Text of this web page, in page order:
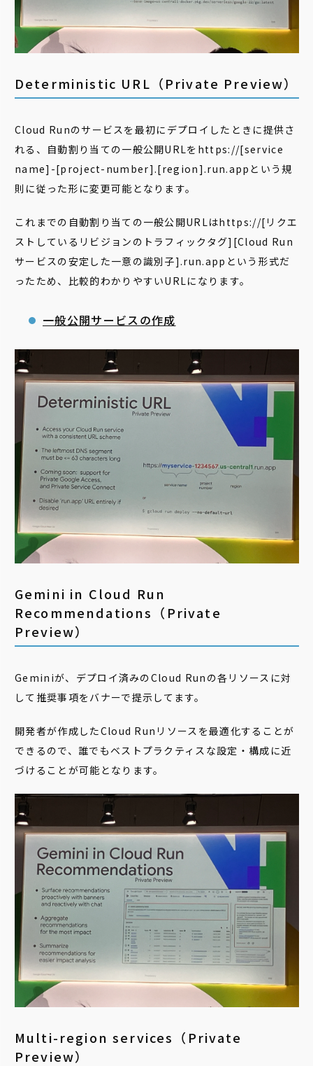
Deterministic URL（Private Preview）
Cloud Runのサービスを最初にデプロイしたときに提供さ
れる、自動割り当ての一般公開URLをhttps://[service
name]-[project-number].[region].run.appという規
則に従った形に変更可能となります。
これまでの自動割り当ての一般公開URLはhttps://[リクエ
ストしているリビジョンのトラフィックタグ][Cloud Run
サービスの安定した一意の識別子].run.appという形式だ
ったため、比較的わかりやすいURLになります。
一般公開サービスの作成
Gemini in Cloud Run
Recommendations（Private
Preview）
Geminiが、デプロイ済みのCloud Runの各リソースに対
して推奨事項をバナーで提示してます。
開発者が作成したCloud Runリソースを最適化することが
できるので、誰でもベストプラクティスな設定・構成に近
づけることが可能となります。
Multi-region services（Private
Preview）